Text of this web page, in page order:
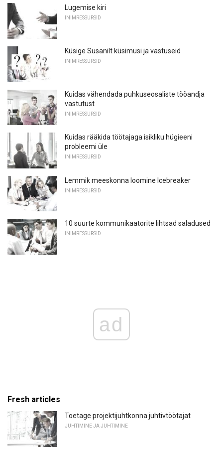
Lugemise kiri
INIMRESSURSID
Küsige Susanilt küsimusi ja vastuseid
INIMRESSURSID
Kuidas vähendada puhkuseosaliste tööandja
vastutust
INIMRESSURSID
Kuidas rääkida töötajaga isikliku hügieeni
probleemi üle
INIMRESSURSID
Lemmik meeskonna loomine Icebreaker
INIMRESSURSID
10 suurte kommunikaatorite lihtsad saladused
INIMRESSURSID
ad
Fresh articles
Toetage projektijuhtkonna juhtivtöötajat
JUHTIMINE JA JUHTIMINE